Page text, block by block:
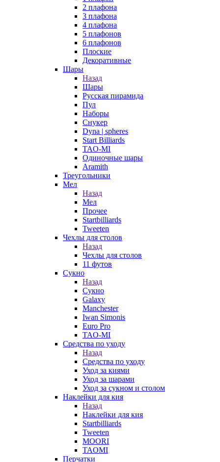
2 плафона
3 плафона
4 плафона
5 плафонов
6 плафонов
Плоские
Декоративные
Шары
Назад
Шары
Русская пирамида
Пул
Наборы
Снукер
Dyna | spheres
Start Billiards
TAO-MI
Одиночные шары
Aramith
Треугольники
Мел
Назад
Мел
Прочее
Startbilliards
Tweeten
Чехлы для столов
Назад
Чехлы для столов
11 футов
Сукно
Назад
Сукно
Galaxy
Manchester
Iwan Simonis
Euro Pro
TAO-MI
Средства по уходу
Назад
Средства по уходу
Уход за киями
Уход за шарами
Уход за сукном и столом
Наклейки для кия
Назад
Наклейки для кия
Startbilliards
Tweeten
MOORI
TAOMI
Перчатки